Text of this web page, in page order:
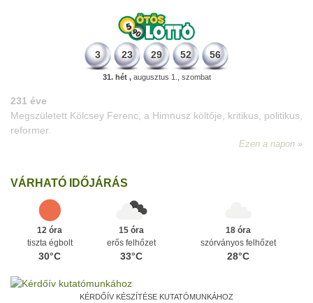
3 23 29 52 56
31. hét ,augusztus 1., szombat
VÁRHATÓ IDŐJÁRÁS
12 óra
tiszta égbolt
30°C
15 óra
erős felhőzet
33°C
18 óra
szórványos felhőzet
28°C
KÉRDŐÍV KÉSZÍTÉSE KUTATÓMUNKÁHOZ